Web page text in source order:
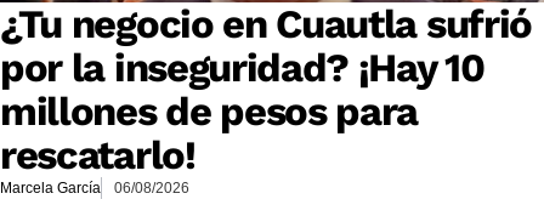
¿Tu negocio en Cuautla sufrió
por la inseguridad? ¡Hay 10
millones de pesos para
rescatarlo!
Marcela García 06/08/2026